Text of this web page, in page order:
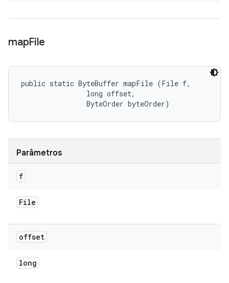
mapFile
public static ByteBuffer mapFile (File f,
                long offset,
                ByteOrder byteOrder)
Parâmetros
f
File
offset
long